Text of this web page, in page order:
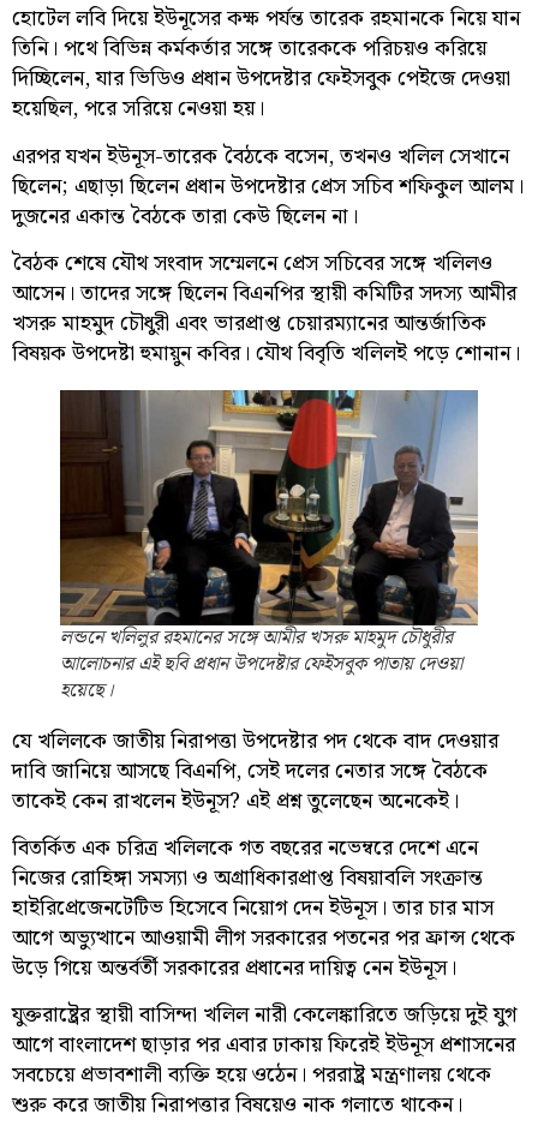
হোটেল লবি দিয়ে ইউনূসের কক্ষ পর্যন্ত তারেক রহমানকে নিয়ে যান
তিনি। পথে বিভিন্ন কর্মকর্তার সঙ্গে তারেককে পরিচয়ও করিয়ে
দিচ্ছিলেন, যার ভিডিও প্রধান উপদেষ্টার ফেইসবুক পেইজে দেওয়া
হয়েছিল, পরে সরিয়ে নেওয়া হয়।
এরপর যখন ইউনূস-তারেক বৈঠকে বসেন, তখনও খলিল সেখানে
ছিলেন; এছাড়া ছিলেন প্রধান উপদেষ্টার প্রেস সচিব শফিকুল আলম।
দুজনের একান্ত বৈঠকে তারা কেউ ছিলেন না।
বৈঠক শেষে যৌথ সংবাদ সম্মেলনে প্রেস সচিবের সঙ্গে খলিলও
আসেন। তাদের সঙ্গে ছিলেন বিএনপির স্থায়ী কমিটির সদস্য আমীর
খসরু মাহমুদ চৌধুরী এবং ভারপ্রাপ্ত চেয়ারম্যানের আন্তর্জাতিক
বিষয়ক উপদেষ্টা হুমায়ুন কবির। যৌথ বিবৃতি খলিলই পড়ে শোনান।
লন্ডনে খলিলুর রহমানের সঙ্গে আমীর খসরু মাহমুদ চৌধুরীর
আলোচনার এই ছবি প্রধান উপদেষ্টার ফেইসবুক পাতায় দেওয়া
হয়েছে।
যে খলিলকে জাতীয় নিরাপত্তা উপদেষ্টার পদ থেকে বাদ দেওয়ার
দাবি জানিয়ে আসছে বিএনপি, সেই দলের নেতার সঙ্গে বৈঠকে
তাকেই কেন রাখলেন ইউনূস? এই প্রশ্ন তুলেছেন অনেকেই।
বিতর্কিত এক চরিত্র খলিলকে গত বছরের নভেম্বরে দেশে এনে
নিজের রোহিঙ্গা সমস্যা ও অগ্রাধিকারপ্রাপ্ত বিষয়াবলি সংক্রান্ত
হাইরিপ্রেজেনটেটিভ হিসেবে নিয়োগ দেন ইউনূস। তার চার মাস
আগে অভ্যুত্থানে আওয়ামী লীগ সরকারের পতনের পর ফ্রান্স থেকে
উড়ে গিয়ে অন্তর্বর্তী সরকারের প্রধানের দায়িত্ব নেন ইউনূস।
যুক্তরাষ্ট্রের স্থায়ী বাসিন্দা খলিল নারী কেলেঙ্কারিতে জড়িয়ে দুই যুগ
আগে বাংলাদেশ ছাড়ার পর এবার ঢাকায় ফিরেই ইউনূস প্রশাসনের
সবচেয়ে প্রভাবশালী ব্যক্তি হয়ে ওঠেন। পররাষ্ট্র মন্ত্রণালয় থেকে
শুরু করে জাতীয় নিরাপত্তার বিষয়েও নাক গলাতে থাকেন।